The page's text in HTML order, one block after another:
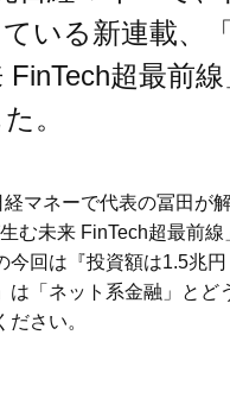
いる新連載、
超最前
。
マネーで代表の冨田が
む未来 FinTech超最前線
今回は『投資額は1.5兆
は「ネット系金融」とど
さい。